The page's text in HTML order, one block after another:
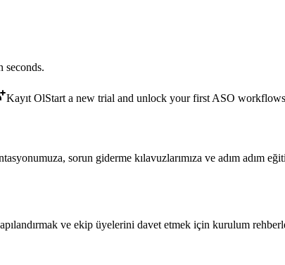
seconds.
Kayıt OlStart a new trial and unlock your first ASO workflows
sorun giderme kılavuzlarımıza ve adım adım
ve ekip üyelerini davet etmek için kurulum